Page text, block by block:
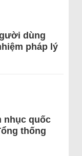
dùng
pháp lý
nhục quốc
thống